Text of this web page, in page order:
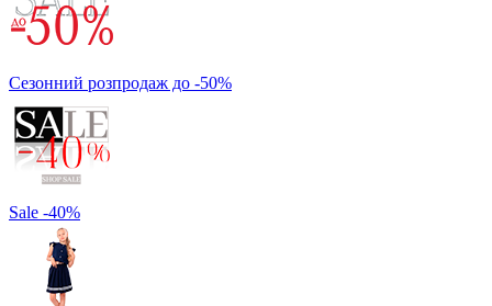
Сезонний розпродаж до -50%
Sale -40%